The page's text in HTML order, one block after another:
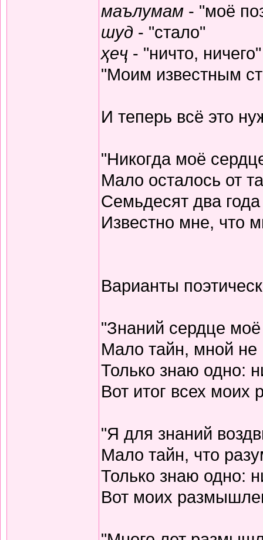
маълумам - "моё
шуд - "стало"
ҳеҷ - "ничто, ничего"
"Моим известным
И теперь всё это
"Никогда моё
Мало осталось от
Семьдесят два
Известно мне, что
Варианты
"Знаний сердце
Мало тайн, мной не
Только знаю одно:
Вот итог всех моих
"Я для знаний
Мало тайн, что
Только знаю одно:
Вот моих